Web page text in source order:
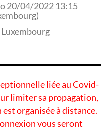
20/04/2022 13:15
)
Luxembourg
liée au Covid-
limiter sa propagation,
organisée à distance.
vous seront